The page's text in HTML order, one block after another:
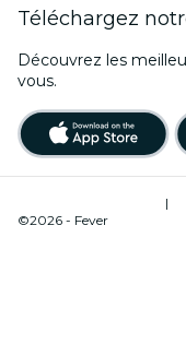
Téléchargez
Découvrez les
vous.
|
©2026 - Fever